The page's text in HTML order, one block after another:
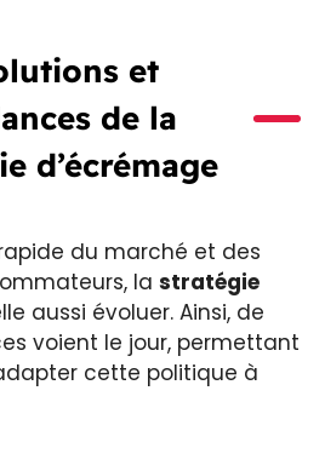
et
de la
d’écrémage
du marché et des
la stratégie
aussi évoluer. Ainsi, de
voient le jour, permettant
cette politique à